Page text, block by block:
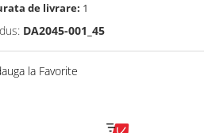
de livrare: 1
DA2045-001_45
la Favorite